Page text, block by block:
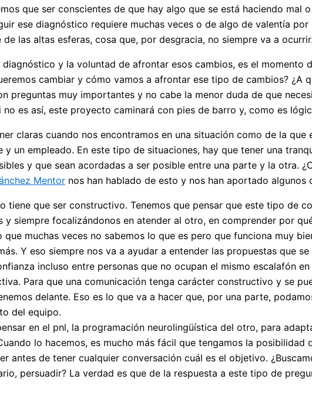
que ser conscientes de que hay algo que se está haciendo
ese diagnóstico requiere muchas veces o de algo de valentía
las altas esferas, cosa que, por desgracia, no siempre va a ocurrir.
diagnóstico y la voluntad de afrontar esos cambios, es el
cambiar y cómo vamos a afrontar ese tipo de cambios?
preguntas muy importantes y no cabe la menor duda de que
no es así, este proyecto caminará con pies de barro y, como es
claras cuando nos encontramos en una situación como de la
y un empleado. En este tipo de situaciones, hay que tener una
y que sean acordadas a ser posible entre una parte y la otra.
Mentor nos han hablado de esto y nos han aportado
tiene que ser constructivo. Tenemos que pensar que este tipo de
y siempre focalizándonos en atender al otro, en comprender por
muchas veces no sabemos lo que es pero que funciona muy
Y eso siempre nos va a ayudar a entender las propuestas que
incluso entre personas que no ocupan el mismo escalafón
Para que una comunicación tenga carácter constructivo y se
delante. Eso es lo que va a hacer que, por una parte,
del equipo.
en el pnl, la programación neurolingüística del otro, para
lo hacemos, es mucho más fácil que tengamos la posibilidad
antes de tener cualquier conversación cuál es el objetivo.
persuadir? La verdad es que de la respuesta a este tipo de